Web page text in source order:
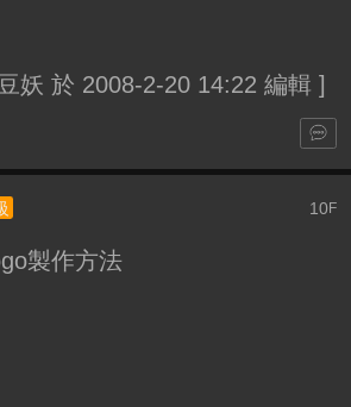
妖 於 2008-2-20 14:22 編輯 ]
10F
製作方法